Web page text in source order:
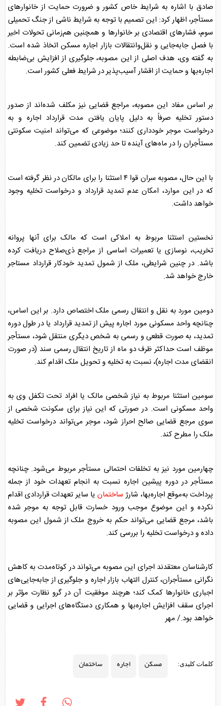
صادق با اشاره به شرایط خاص کشور و ضرورت حمایت از خانوار‌های
مستأجر، اظهار کرد: این تصمیم با توجه به شرایط ناشی از جنگ تحمیلی
سوم، فشار‌های اقتصادی بر خانوار‌ها و همچنین هم‌زمانی تحولات اخیر
با فصل جابه‌جایی و نقل‌وانتقالات بازار اجاره مسکن اتخاذ شده است.
به گفته وی، هدف اصلی از این مصوبه، جلوگیری از افزایش بی‌ضابطه
اجاره‌بها و حمایت از اقشار آسیب‌پذیر در شرایط فعلی کشور است.
بر اساس مفاد این مصوبه، مراجع قضایی نیز مکلف شده‌اند از صدور
دستور تخلیه صرفاً به دلیل پایان یافتن مدت قرارداد اجاره و به
درخواست موجر خودداری کنند؛ موضوعی که می‌تواند امنیت سکونتی
مستأجران را در ماه‌های آینده تا حد زیادی تضمین کند.
با این حال، مصوبه سران قوا ۴ استثنا را برای مالکان در نظر گرفته است
که در این موارد، امکان عدم تمدید قرارداد و درخواست تخلیه وجود
خواهد داشت.
نخستین استثنا مربوط به املاکی است که مالک برای آنها پروانه
تخریب، نوسازی یا تعمیرات اساسی از مراجع ذی‌صلاح دریافت کرده
باشد. در چنین شرایطی، ملک از شمول تمدید خودکار قرارداد مستاجر
خارج خواهد شد.
دومین مورد به نقل و انتقال رسمی ملک اختصاص دارد. بر این اساس،
چنانچه واحد مسکونی مورد اجارهپیش از تمدید قرارداد یا در طول دوره
تمدید، به صورت قطعی و رسمی به شخص دیگری منتقل شود، مستأجر
موظف است حداکثر ظرف دو ماه از تاریخ انتقال رسمی سند (در صورت
انقضای مدت اجاره)، نسبت به تخلیه و تحویل ملک اقدام کند.
سومین استثنا مربوط به نیاز شخصی مالک یا افراد تحت تکفل وی به
واحد مسکونی است. در صورتی که این نیاز برای سکونت شخصی از
سوی مرجع قضایی صالح احراز شود، موجر می‌تواند درخواست تخلیه
ملک را مطرح کند.
چهارمین مورد نیز به تخلفات احتمالی مستأجر مربوط می‌شود. چنانچه
مستأجر در دوره پیشین اجارهنسبت به انجام تعهدات خود از جمله
پرداخت به‌موقع اجاره‌بها، شارژ ساختمانیا سایر تعهدات قراردادی اقدام
نکرده و این موضوع موجب ورود خسارت قابل توجه به موجر شده
باشد، مرجع قضایی می‌تواند حکم به خروج ملک از شمول این مصوبه
داده و درخواست تخلیه را بررسی کند.
کارشناسان معتقدند اجرای این مصوبه می‌تواند در کوتاه‌مدت به کاهش
نگرانی مستأجران، کنترل التهاب بازاراجاره و جلوگیری از جابه‌جایی‌های
اجباری خانوار‌ها کمک کند؛ هرچند موفقیت آن در گرو نظارت مؤثر بر
اجرای سقف افزایش اجاره‌بها و همکاری دستگاه‌های اجرایی و قضایی
خواهد بود./ مهر
کلمات کلیدی: مسکن اجاره ساختمان